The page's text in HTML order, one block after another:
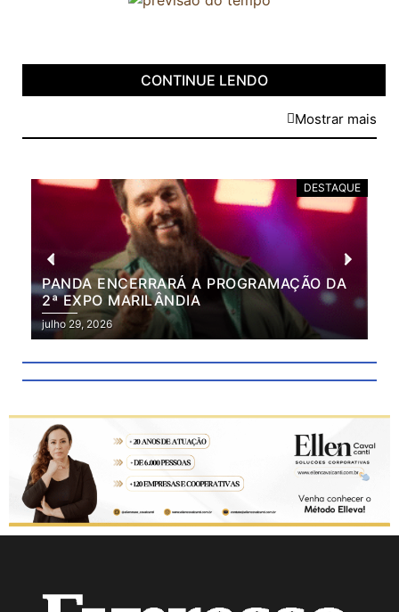
CONTINUE LENDO
Mostrar mais
DESTAQUE
PANDA ENCERRARÁ A PROGRAMAÇÃO DA
2ª EXPO MARILÂNDIA
julho 29, 2026